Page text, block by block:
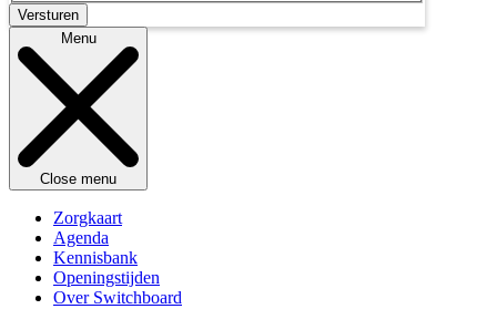
Menu
Close menu
Zorgkaart
Agenda
Kennisbank
Openingstijden
Over Switchboard